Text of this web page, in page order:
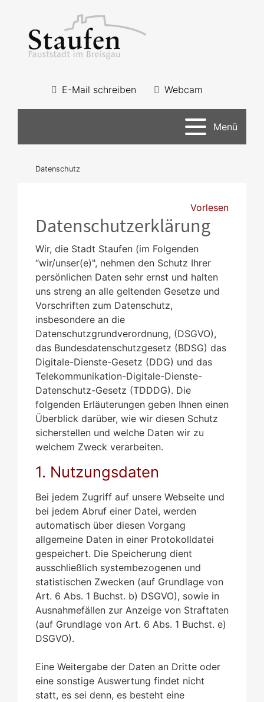
E-Mail schreiben Webcam
Menü
Datenschutz
Vorlesen
Datenschutzerklärung
Wir, die Stadt Staufen (im Folgenden
“wir/unser(e)", nehmen den Schutz Ihrer
persönlichen Daten sehr ernst und halten
uns streng an alle geltenden Gesetze und
Vorschriften zum Datenschutz,
insbesondere an die
Datenschutzgrundverordnung, (DSGVO),
das Bundesdatenschutzgesetz (BDSG) das
Digitale-Dienste-Gesetz (DDG) und das
Telekommunikation-Digitale-Dienste-
Datenschutz-Gesetz (TDDDG). Die
folgenden Erläuterungen geben Ihnen einen
Überblick darüber, wie wir diesen Schutz
sicherstellen und welche Daten wir zu
welchem Zweck verarbeiten.
1. Nutzungsdaten
Bei jedem Zugriff auf unsere Webseite und
bei jedem Abruf einer Datei, werden
automatisch über diesen Vorgang
allgemeine Daten in einer Protokolldatei
gespeichert. Die Speicherung dient
ausschließlich systembezogenen und
statistischen Zwecken (auf Grundlage von
Art. 6 Abs. 1 Buchst. b) DSGVO), sowie in
Ausnahmefällen zur Anzeige von Straftaten
(auf Grundlage von Art. 6 Abs. 1 Buchst. e)
DSGVO).
Eine Weitergabe der Daten an Dritte oder
eine sonstige Auswertung findet nicht
statt, es sei denn, es besteht eine